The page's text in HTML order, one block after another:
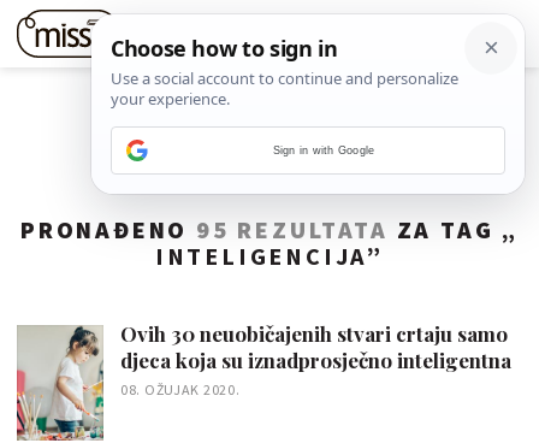
PRONAĐENO 95 REZULTATA ZA TAG „
INTELIGENCIJA”
Ovih 30 neuobičajenih stvari crtaju samo
djeca koja su iznadprosječno inteligentna
08. OŽUJAK 2020.
Sign in with Google